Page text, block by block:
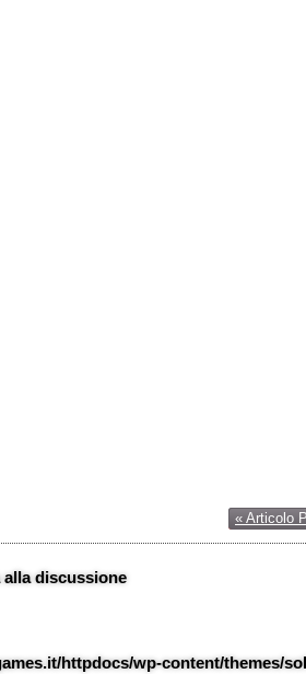
« Articolo
alla discussione
httpdocs/wp-content/themes/